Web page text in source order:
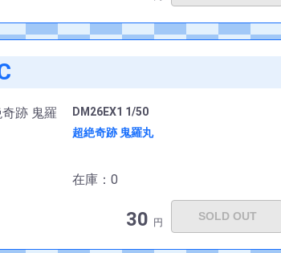
DM26EX1 1/50
超絶奇跡 鬼羅丸
在庫：0
30 円 SOLD OUT